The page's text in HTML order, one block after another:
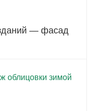
— фасад